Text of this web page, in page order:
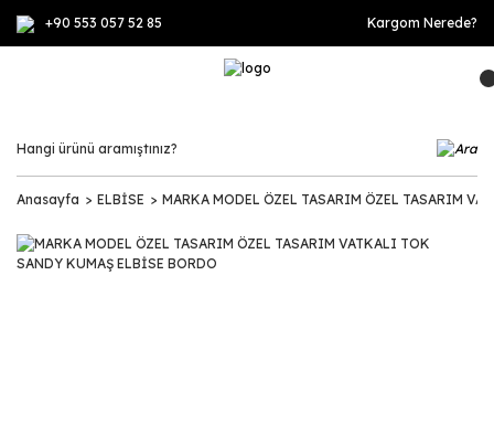
+90 553 057 52 85 Kargom Nerede?
Anasayfa ELBİSE MARKA MODEL ÖZEL TASARIM ÖZEL TASARIM